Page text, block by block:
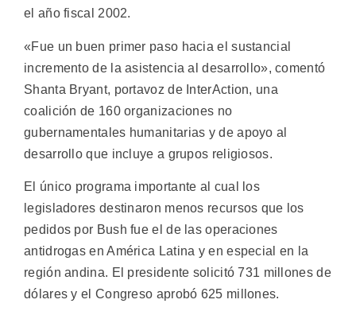
el año fiscal 2002.
«Fue un buen primer paso hacia el sustancial
incremento de la asistencia al desarrollo», comentó
Shanta Bryant, portavoz de InterAction, una
coalición de 160 organizaciones no
gubernamentales humanitarias y de apoyo al
desarrollo que incluye a grupos religiosos.
El único programa importante al cual los
legisladores destinaron menos recursos que los
pedidos por Bush fue el de las operaciones
antidrogas en América Latina y en especial en la
región andina. El presidente solicitó 731 millones de
dólares y el Congreso aprobó 625 millones.